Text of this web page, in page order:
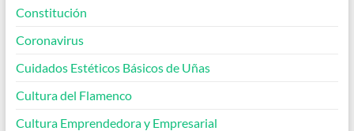
Constitución
Coronavirus
Cuidados Estéticos Básicos de Uñas
Cultura del Flamenco
Cultura Emprendedora y Empresarial